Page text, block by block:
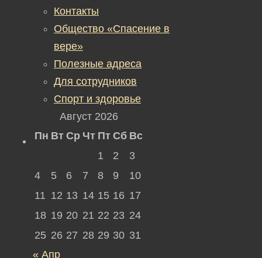
Контакты
Общество «Спасение в
вере»
Полезные адреса
Для сотрудников
Спорт и здоровье
Август 2026
Пн Вт Ср Чт Пт Сб Вс
1
2
3
4
5 6 7 8 9
10
11 12 13 14 15 16 17
18 19 20 21 22 23 24
25 26 27 28 29 30 31
« Апр